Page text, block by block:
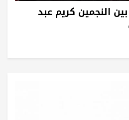
النجمين كريم عبد